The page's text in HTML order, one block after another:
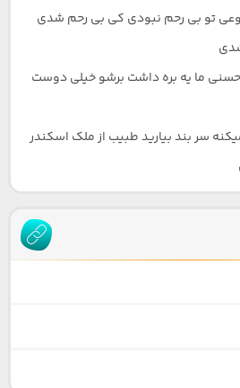
تو بی رحم نبودی کی بی رحم شدی
حسنی ما یه بره داشت برشو خیلی دوست
سر بند بیارید طبیب از ملک اسکندر